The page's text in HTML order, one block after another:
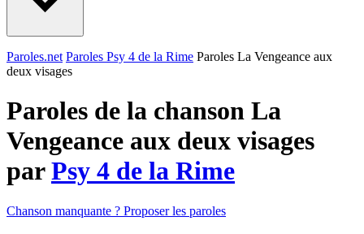
Paroles.net Paroles Psy 4 de la Rime Paroles La Vengeance aux
deux visages
Paroles de la chanson La
Vengeance aux deux visages
parPsy 4 de la Rime
Chanson manquante ? Proposer les paroles